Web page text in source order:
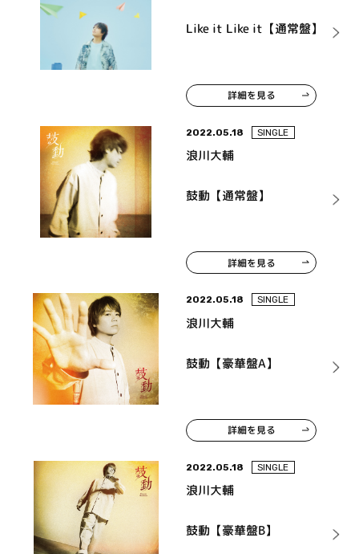
Like it Like it【通常盤】
詳細を見る
2022.05.18 SINGLE
浪川大輔
鼓動【通常盤】
詳細を見る
2022.05.18 SINGLE
浪川大輔
鼓動【豪華盤A】
詳細を見る
2022.05.18 SINGLE
浪川大輔
鼓動【豪華盤B】